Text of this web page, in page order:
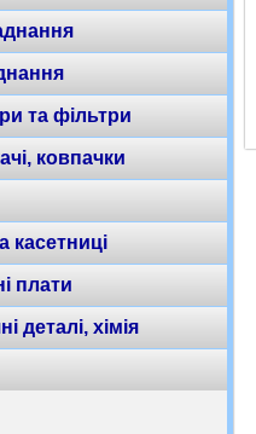
та фільтри
ковпачки
касетниці
плати
деталі, хімія